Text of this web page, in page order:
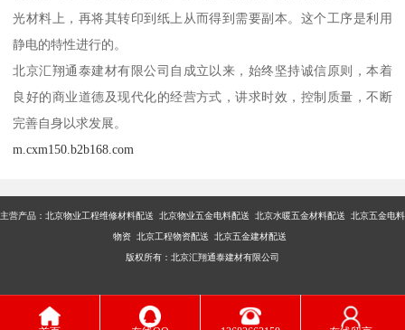
光材料上，再将其转印到纸上从而得到需要副本。这个工序是利用
静电的特性进行的。
北京汇翔通泰建材有限公司自成立以来，始终坚持诚信原则，本着
良好的商业道德及现代化的经营方式，讲求时效，控制质量，不断
完善自身以求发展。
m.cxm150.b2b168.com
主营产品： 北京物业工程维修材料配送 北京物业五金电料配送 北京水暖五金材料配送 北京五金电料
物资 北京工程物资配送 北京五金建材配送
版权所有：北京汇翔通泰建材有限公司